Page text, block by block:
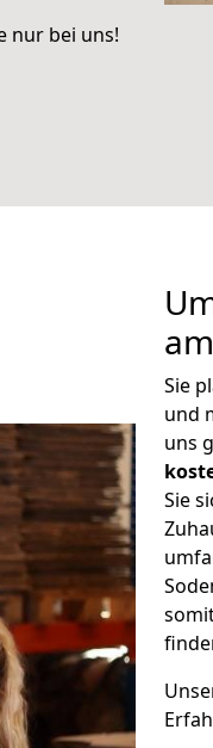
nur bei uns!
Sie
und
uns
Sie